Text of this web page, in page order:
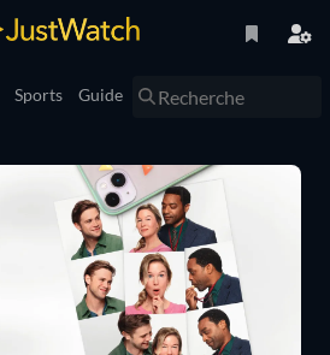
Sports Guide